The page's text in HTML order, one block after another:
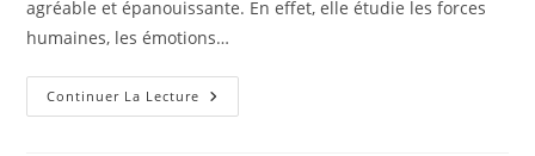
agréable et épanouissante. En effet, elle étudie les forces
humaines, les émotions…
Continuer La Lecture Comment
Améliorer